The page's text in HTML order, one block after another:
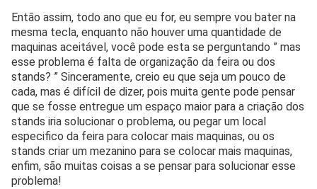
Então assim, todo ano que eu for, eu sempre vou bater na
mesma tecla, enquanto não houver uma quantidade de
maquinas aceitável, você pode esta se perguntando ” mas
esse problema é falta de organização da feira ou dos
stands? ” Sinceramente, creio eu que seja um pouco de
cada, mas é difícil de dizer, pois muita gente pode pensar
que se fosse entregue um espaço maior para a criação dos
stands iria solucionar o problema, ou pegar um local
especifico da feira para colocar mais maquinas, ou os
stands criar um mezanino para se colocar mais maquinas,
enfim, são muitas coisas a se pensar para solucionar esse
problema!